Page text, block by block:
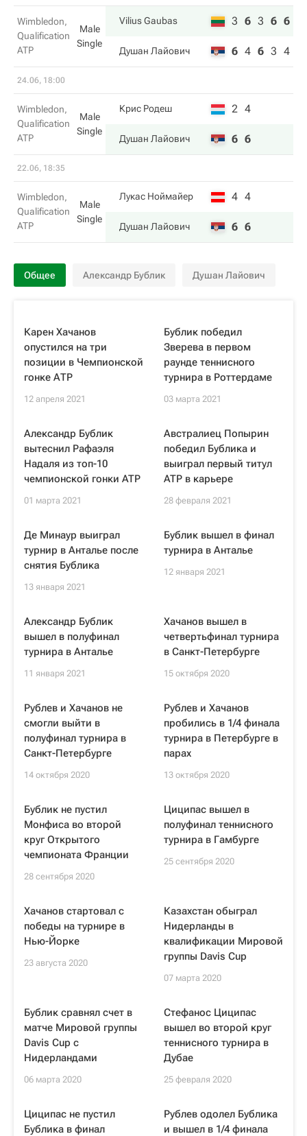
Wimbledon,
Qualification
ATP
Male
Single
Vilius Gaubas 3 6 3 6 6
Душан Лайович 6 4 6 3 4
24.06, 18:00
Wimbledon,
Qualification
ATP
Male
Single
Крис Родеш 2 4
Душан Лайович 6 6
22.06, 18:35
Wimbledon,
Qualification
ATP
Male
Single
Лукас Ноймайер 4 4
Душан Лайович 6 6
Общее Александр Бублик Душан Лайович
Карен Хачанов
опустился на три
позиции в Чемпионской
гонке АТР
12 апреля 2021
Бублик победил
Зверева в первом
раунде теннисного
турнира в Роттердаме
03 марта 2021
Александр Бублик
вытеснил Рафаэля
Надаля из топ-10
чемпионской гонки ATP
01 марта 2021
Австралиец Попырин
победил Бублика и
выиграл первый титул
ATP в карьере
28 февраля 2021
Де Минаур выиграл
турнир в Анталье после
снятия Бублика
13 января 2021
Бублик вышел в финал
турнира в Анталье
12 января 2021
Александр Бублик
вышел в полуфинал
турнира в Анталье
11 января 2021
Хачанов вышел в
четвертьфинал турнира
в Санкт-Петербурге
15 октября 2020
Рублев и Хачанов не
смогли выйти в
полуфинал турнира в
Санкт-Петербурге
14 октября 2020
Рублев и Хачанов
пробились в 1/4 финала
турнира в Петербурге в
парах
13 октября 2020
Бублик не пустил
Монфиса во второй
круг Открытого
чемпионата Франции
28 сентября 2020
Циципас вышел в
полуфинал теннисного
турнира в Гамбурге
25 сентября 2020
Хачанов стартовал с
победы на турнире в
Нью-Йорке
23 августа 2020
Казахстан обыграл
Нидерланды в
квалификации Мировой
группы Davis Cup
07 марта 2020
Бублик сравнял счет в
матче Мировой группы
Davis Cup с
Нидерландами
06 марта 2020
Стефанос Циципас
вышел во второй круг
теннисного турнира в
Дубае
25 февраля 2020
Циципас не пустил
Бублика в финал
Рублев одолел Бублика
и вышел в 1/4 финала